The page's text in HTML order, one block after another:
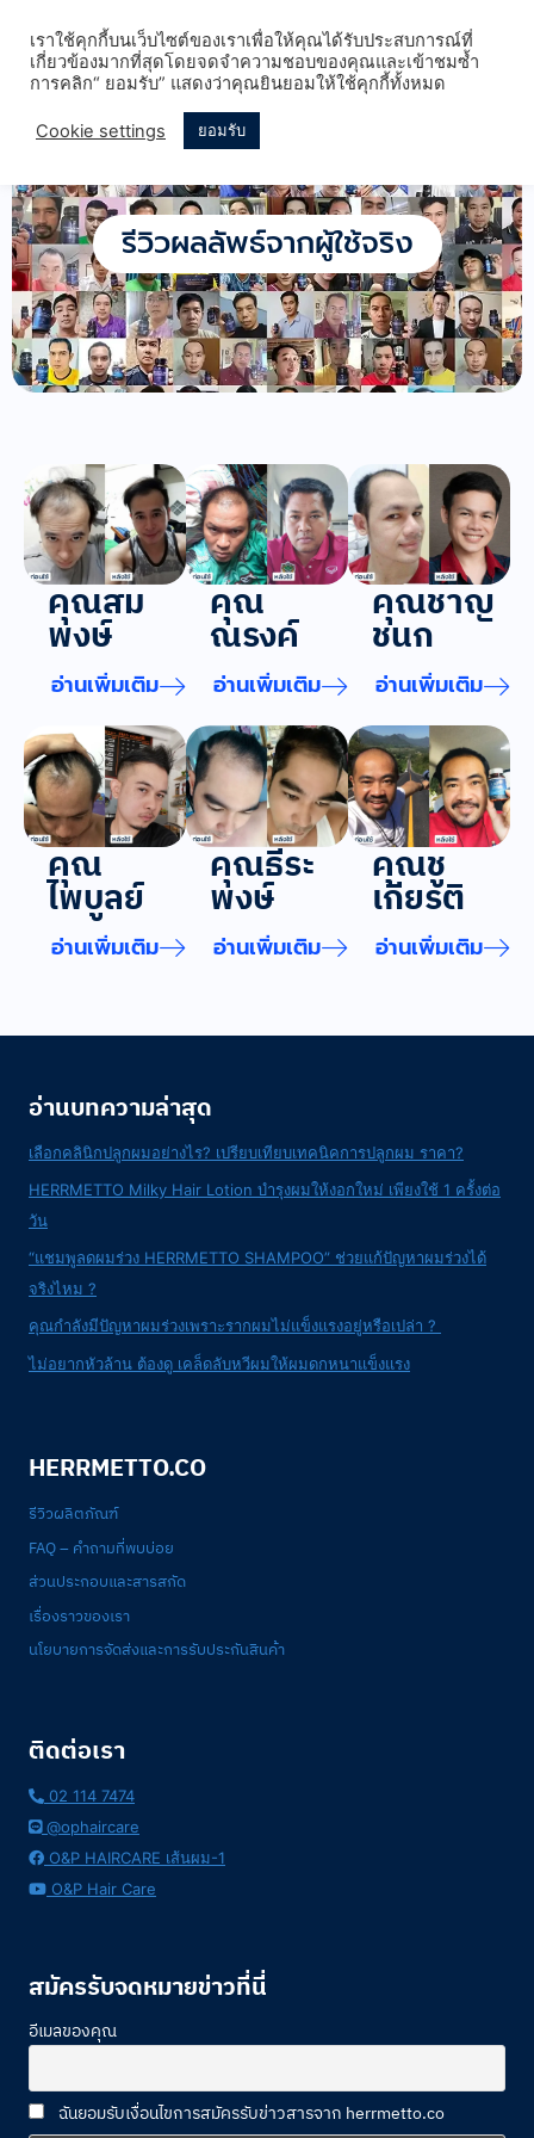
รีวิวผลลัพธ์จากผู้ใช้จริง
คุณสม
พงษ์
อ่านเพิ่มเติม
คุณ
ณรงค์
อ่านเพิ่มเติม
คุณชาญ
ชนก
อ่านเพิ่มเติม
คุณ
ไพบูลย์
อ่านเพิ่มเติม
คุณธีระ
พงษ์
อ่านเพิ่มเติม
คุณชู
เกียรติ
อ่านเพิ่มเติม
อ่านบทความล่าสุด
เลือกคลินิกปลูกผมอย่างไร? เปรียบเทียบเทคนิคการปลูกผม ราคา?
HERRMETTO Milky Hair Lotion บำรุงผมให้งอกใหม่ เพียงใช้ 1 ครั้งต่อ
วัน
“แชมพูลดผมร่วง HERRMETTO SHAMPOO” ช่วยแก้ปัญหาผมร่วงได้
จริงไหม ?
คุณกำลังมีปัญหาผมร่วงเพราะรากผมไม่แข็งแรงอยู่หรือเปล่า ?
ไม่อยากหัวล้าน ต้องดู เคล็ดลับหวีผมให้ผมดกหนาแข็งแรง
HERRMETTO.CO
รีวิวผลิตภัณฑ์
FAQ – คำถามที่พบบ่อย
ส่วนประกอบและสารสกัด
เรื่องราวของเรา
นโยบายการจัดส่งและการรับประกันสินค้า
ติดต่อเรา
02 114 7474
@ophaircare
O&P HAIRCARE เส้นผม-1
O&P Hair Care
สมัครรับจดหมายข่าวที่นี่
อีเมลของคุณ
ฉันยอมรับเงื่อนไขการสมัครรับข่าวสารจาก herrmetto.co
เราใช้คุกกี้บนเว็บไซต์ของเราเพื่อให้คุณได้รับประสบการณ์ที่
เกี่ยวข้องมากที่สุดโดยจดจำความชอบของคุณและเข้าชมซ้ำ
การคลิก“ ยอมรับ” แสดงว่าคุณยินยอมให้ใช้คุกกี้ทั้งหมด
Cookie settings ยอมรับ